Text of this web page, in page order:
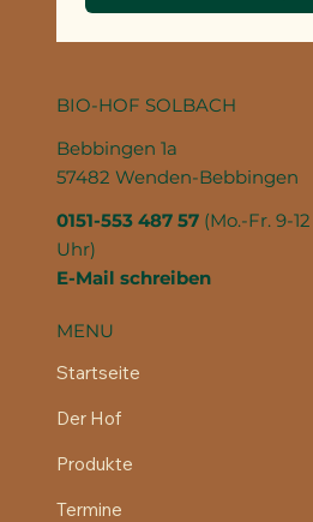
BIO-HOF SOLBACH
Bebbingen 1a
57482 Wenden-Bebbingen
0151-553 487 57‬ (Mo.-Fr. 9-12
Uhr)
E-Mail schreiben
MENU
Startseite
Der Hof
Produkte
Termine